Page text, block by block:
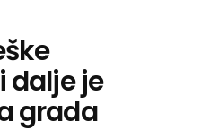
dalje je
grada